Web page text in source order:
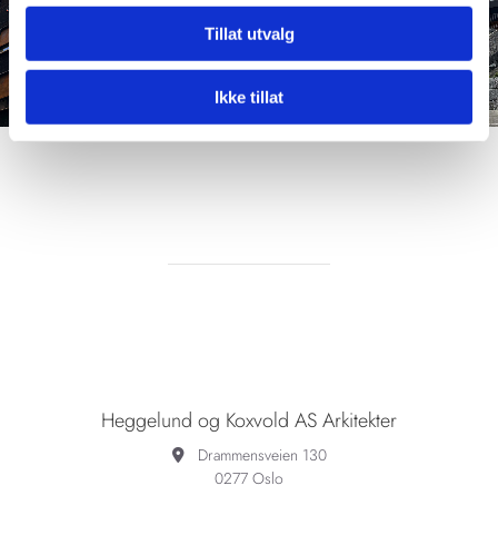
Tillat utvalg
Ikke tillat
Heggelund og Koxvold AS Arkitekter
Drammensveien 130
0277 Oslo